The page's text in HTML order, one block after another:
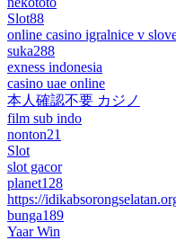
Slot88
online casino igralnice v
suka288
exness indonesia
casino uae online
本人確認不要 カジノ
film sub indo
nonton21
Slot
slot gacor
planet128
https://
bunga189
Yaar Win